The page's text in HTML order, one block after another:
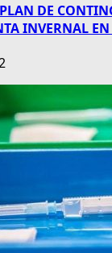
DE
INVERNAL